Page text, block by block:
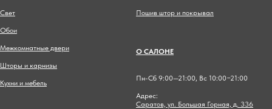
Свет
Обои
Межкомнатные двери
Шторы и карнизы
Кухни и мебель
Пошив штор и покрывал
О САЛОНЕ
Пн-Сб 9:00—21:00, Вс 10:00−21:00
Адрес:
Саратов, ул. Большая Горная, д. 336